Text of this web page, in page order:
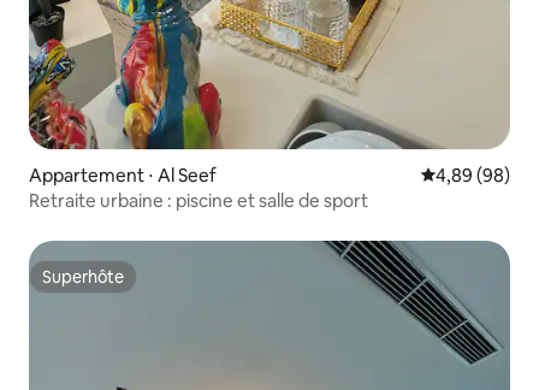
Appartement ⋅ Al Seef Évaluation
4,89 (98)
Retraite urbaine : piscine et salle de sport
Superhôte
Superhôte